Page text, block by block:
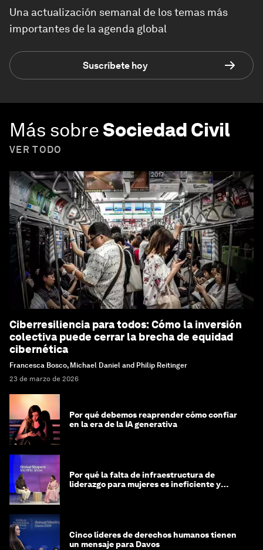
Una actualización semanal de los temas más
importantes de la agenda global
Suscríbete hoy
Más sobreSociedad Civil
VER TODO
Ciberresiliencia para todos: Cómo la inversión
colectiva puede cerrar la brecha de equidad
cibernética
Francesca Bosco, Michael Daniel and Philip Reitinger
23 de marzo de 2026
Por qué debemos reaprender cómo confiar
en la era de la IA generativa
Por qué la falta de infraestructura de
liderazgo para mujeres es ineficiente y
Cinco líderes de derechos humanos tienen
un mensaje para Davos